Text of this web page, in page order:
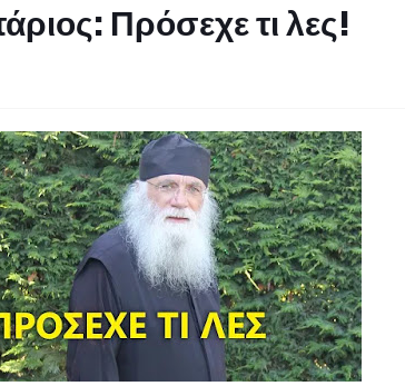
Πρόσεχε τι λες!